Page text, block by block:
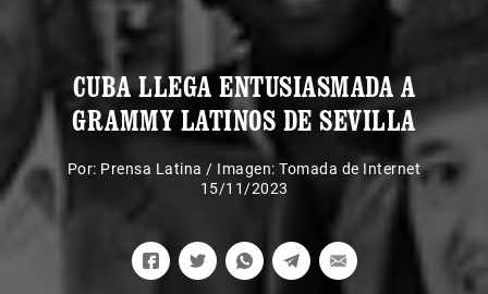
CUBA LLEGA ENTUSIASMADA A
GRAMMY LATINOS DE SEVILLA
Por: Prensa Latina / Imagen: Tomada de Internet
15/11/2023